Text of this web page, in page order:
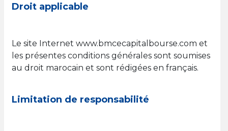
Droit applicable
Le site Internet www.bmcecapitalbourse.com et
les présentes conditions générales sont soumises
au droit marocain et sont rédigées en français.
Limitation de responsabilité